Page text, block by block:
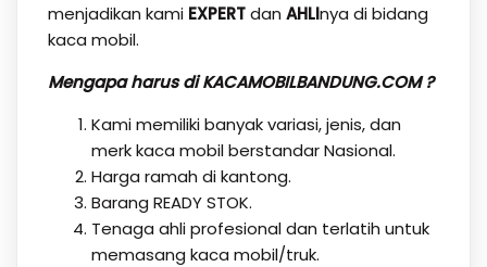
menjadikan kami EXPERTdan AHLInya di bidang
kaca mobil.
Mengapa harus di KACAMOBILBANDUNG.COM ?
Kami memiliki banyak variasi, jenis, dan
merk kaca mobil berstandar Nasional.
Harga ramah di kantong.
Barang READY STOK.
Tenaga ahli profesional dan terlatih untuk
memasang kaca mobil/truk.